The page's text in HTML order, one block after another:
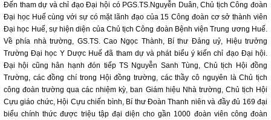
Đến tham dự và chỉ đạo Đại hội có PGS.TS.Nguyễn Duân, Chủ tịch Công đoàn
Đại học Huế cùng với sự có mặt lãnh đạo của 15 Công đoàn cơ sở thành viên
Đại học Huế, sự hiện diện của Chủ tịch Công đoàn Bệnh viện Trung ương Huế.
Về phía nhà trường, GS.TS. Cao Ngọc Thành, Bí thư Đảng uỷ, Hiệu trưởng
Trường Đại học Y Dược Huế đã tham dự và phát biểu ý kiến chỉ đạo Đại hội.
Đại hội cũng hân hạnh đón tiếp TS Nguyễn Sanh Tùng, Chủ tịch Hội đồng
Trường, các đồng chí trong Hội đồng trường, các thầy cô nguyên là Chủ tịch
công đoàn trường qua các nhiệm kỳ, ban Giám hiệu Nhà trường, Chủ tịch Hội
Cựu giáo chức, Hội Cựu chiến bình, Bí thư Đoàn Thanh niên và đầy đủ 169 đại
biểu chính thức được triệu tập đại diện cho gần 1000 đoàn viên công đoàn